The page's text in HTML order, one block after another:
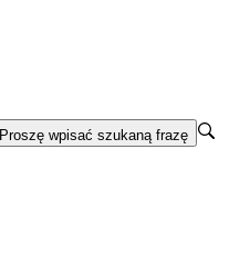
Proszę wpisać szukaną frazę